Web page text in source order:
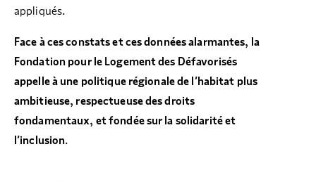
appliqués.
Face à ces constats et ces données alarmantes, la
Fondation pour le Logement des Défavorisés
appelle à une politique régionale de l’habitat plus
ambitieuse, respectueuse des droits
fondamentaux, et fondée sur la solidarité et
l’inclusion.